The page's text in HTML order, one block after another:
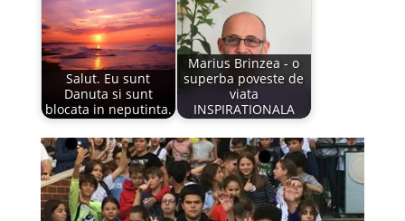
Salut. Eu sunt
Danuta si sunt
blocata in neputinta.
Marius Brinzea - o
superba poveste de
viata
INSPIRATIONALA